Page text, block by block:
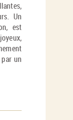
Un
est
un